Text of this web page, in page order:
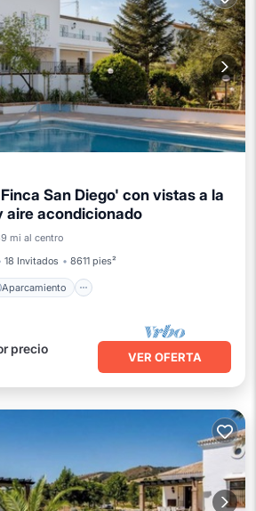
San Diego' con vistas a la
aire acondicionado
mi al centro
18 Invitados 8611 pies²
Aparcamiento
Aparcamiento
Balcón/Terraza
precio
VER OFERTA